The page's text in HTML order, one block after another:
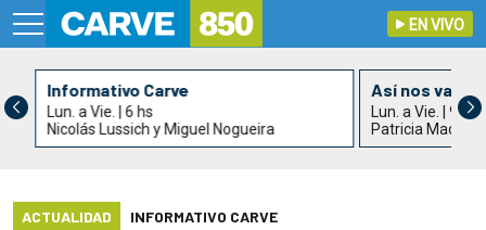
EN VIVO
Informativo Carve
Lun. a Vie. | 6 hs
Nicolás Lussich y Miguel Nogueira
Así nos va
Lun. a Vie. | 9 hs
Patricia Madrid
ACTUALIDAD INFORMATIVO CARVE